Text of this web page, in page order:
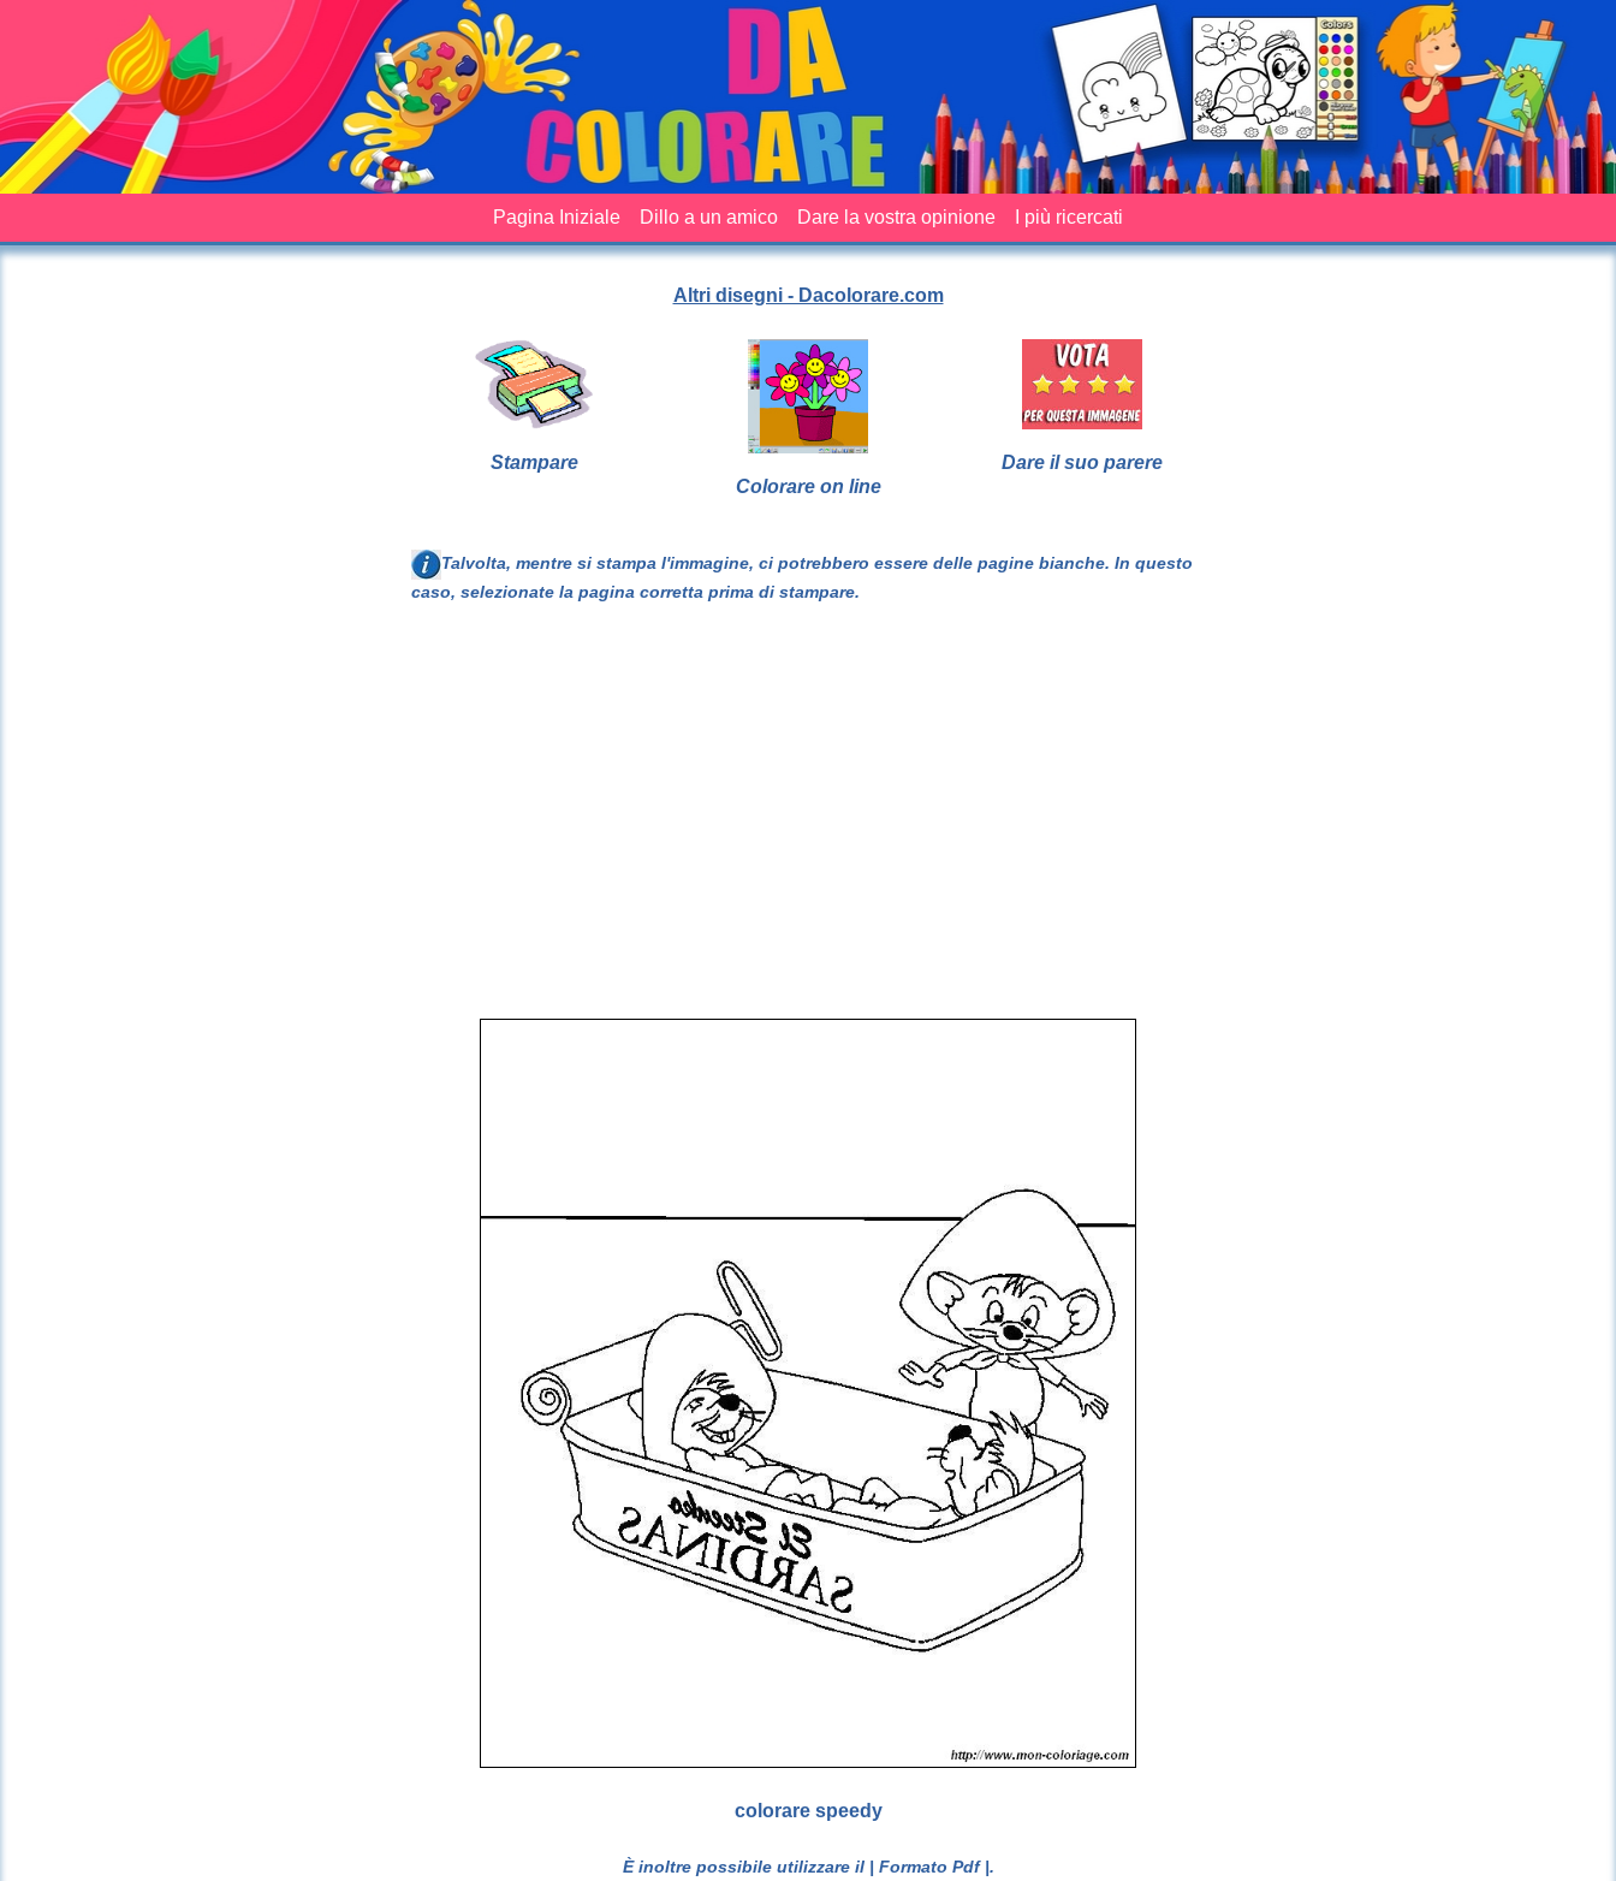
Pagina Iniziale Dillo a un amico Dare la vostra opinione I più ricercati
Altri disegni - Dacolorare.com
Stampare
Colorare on line
Dare il suo parere
Talvolta, mentre si stampa l'immagine, ci potrebbero essere delle pagine bianche. In questo
caso, selezionate la pagina corretta prima di stampare.
colorare speedy
È inoltre possibile utilizzare il | Formato Pdf |.